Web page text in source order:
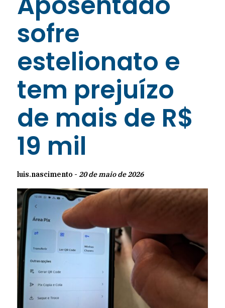
sofre
estelionato e
tem prejuízo
de mais de R$
19 mil
luis.nascimento - 20 de maio de 2026